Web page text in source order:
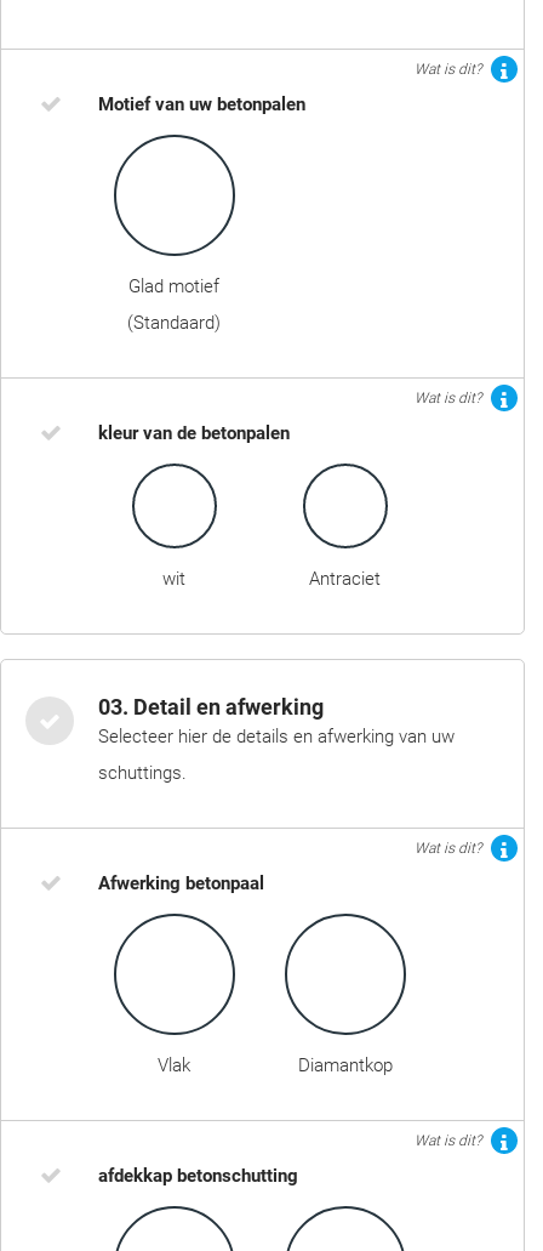
Wat is dit?
Motief van uw betonpalen
Glad motief
(Standaard)
Wat is dit?
kleur van de betonpalen
wit Antraciet
03. Detail en afwerking
Selecteer hier de details en afwerking van uw
schuttings.
Wat is dit?
Afwerking betonpaal
Vlak Diamantkop
Wat is dit?
afdekkap betonschutting